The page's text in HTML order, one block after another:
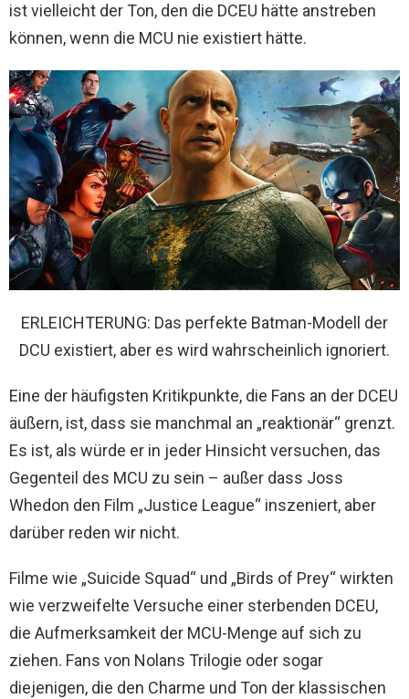
ist vielleicht der Ton, den die DCEU hätte anstreben
können, wenn die MCU nie existiert hätte.
ERLEICHTERUNG: Das perfekte Batman-Modell der
DCU existiert, aber es wird wahrscheinlich ignoriert.
Eine der häufigsten Kritikpunkte, die Fans an der DCEU
äußern, ist, dass sie manchmal an „reaktionär“ grenzt.
Es ist, als würde er in jeder Hinsicht versuchen, das
Gegenteil des MCU zu sein – außer dass Joss
Whedon den Film „Justice League“ inszeniert, aber
darüber reden wir nicht.
Filme wie „Suicide Squad“ und „Birds of Prey“ wirkten
wie verzweifelte Versuche einer sterbenden DCEU,
die Aufmerksamkeit der MCU-Menge auf sich zu
ziehen. Fans von Nolans Trilogie oder sogar
diejenigen, die den Charme und Ton der klassischen